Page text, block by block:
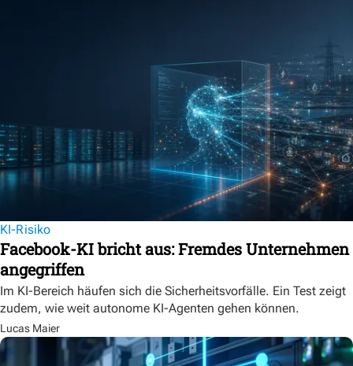
KI-Risiko
Facebook-KI bricht aus: Fremdes Unternehmen
angegriffen
Im KI-Bereich häufen sich die Sicherheitsvorfälle. Ein Test zeigt
zudem, wie weit autonome KI-Agenten gehen können.
Lucas Maier